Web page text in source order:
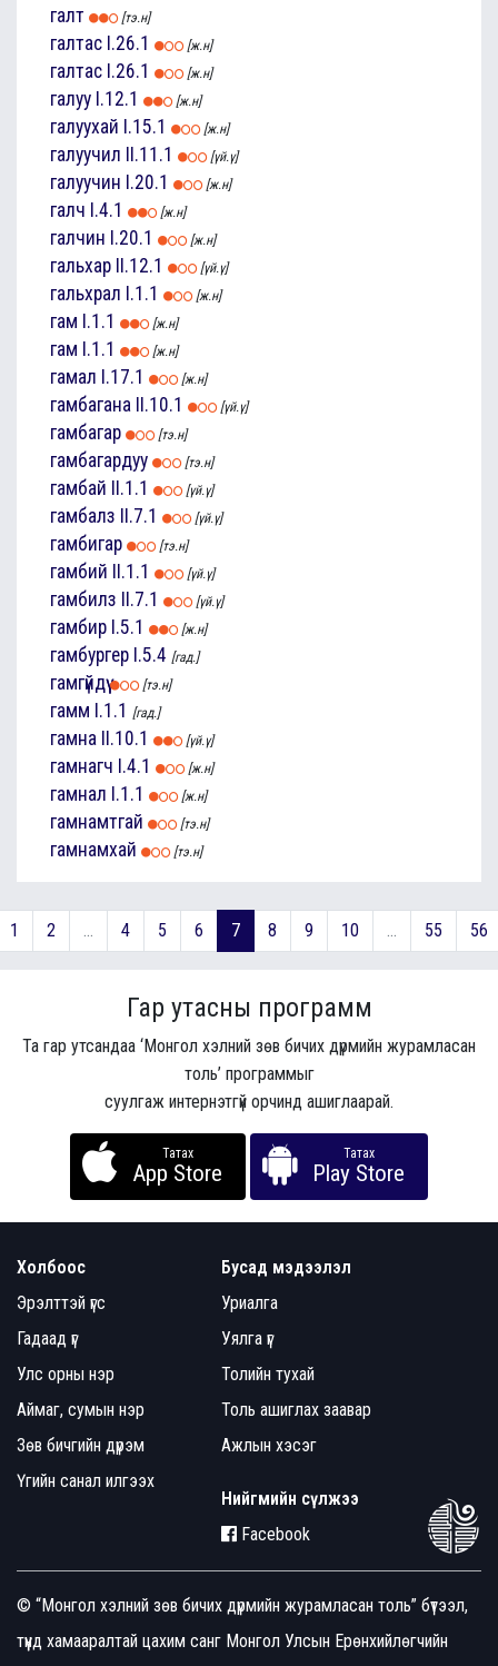
галт [тэ.н]
галтас I.26.1 [ж.н]
галтас I.26.1 [ж.н]
галуу I.12.1 [ж.н]
галуухай I.15.1 [ж.н]
галуучил II.11.1 [үй.ү]
галуучин I.20.1 [ж.н]
галч I.4.1 [ж.н]
галчин I.20.1 [ж.н]
гальхар II.12.1 [үй.ү]
гальхрал I.1.1 [ж.н]
гам I.1.1 [ж.н]
гам I.1.1 [ж.н]
гамал I.17.1 [ж.н]
гамбагана II.10.1 [үй.ү]
гамбагар [тэ.н]
гамбагардуу [тэ.н]
гамбай II.1.1 [үй.ү]
гамбалз II.7.1 [үй.ү]
гамбигар [тэ.н]
гамбий II.1.1 [үй.ү]
гамбилз II.7.1 [үй.ү]
гамбир I.5.1 [ж.н]
гамбургер I.5.4 [гад.]
гамгүйдүү [тэ.н]
гамм I.1.1 [гад.]
гамна II.10.1 [үй.ү]
гамнагч I.4.1 [ж.н]
гамнал I.1.1 [ж.н]
гамнамтгай [тэ.н]
гамнамхай [тэ.н]
1 2 ... 4 5 6 7 8 9 10 ... 55 56
Гар утасны программ
Та гар утсандаа ‘Монгол хэлний зөв бичих дүрмийн журамласан
толь’ программыг
суулгаж интернэтгүй орчинд ашиглаарай.
Татах
App Store
Татах
Play Store
Холбоос
Эрэлттэй үгс
Гадаад үг
Улс орны нэр
Аймаг, сумын нэр
Зөв бичгийн дүрэм
Үгийн санал илгээх
Бусад мэдээлэл
Уриалга
Уялга үг
Толийн тухай
Толь ашиглах заавар
Ажлын хэсэг
Нийгмийн сүлжээ
Facebook
© “Монгол хэлний зөв бичих дүрмийн журамласан толь” бүтээл,
түүнд хамааралтай цахим санг Монгол Улсын Ерөнхийлөгчийн